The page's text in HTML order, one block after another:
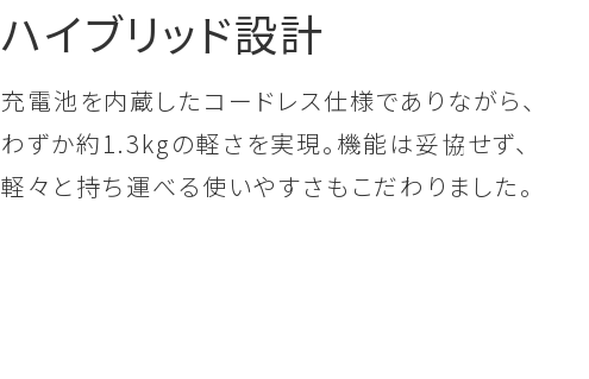
ハイブリッド設計
充電池を内蔵したコードレス仕様でありながら、
わずか約1.3kgの軽さを実現。機能は妥協せず、
軽々と持ち運べる使いやすさもこだわりました。